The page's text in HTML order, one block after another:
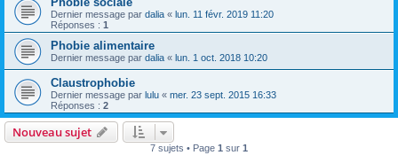
Dernier message par dalia « lun. 11 févr. 2019 11:20
Réponses : 1
Phobie alimentaire
Dernier message par dalia « lun. 1 oct. 2018 10:20
Claustrophobie
Dernier message par lulu « mer. 23 sept. 2015 16:33
Réponses : 2
Nouveau sujet
7 sujets • Page 1 sur 1